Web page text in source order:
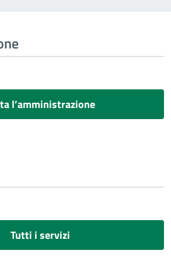
l’amministrazione
Tutti i servizi